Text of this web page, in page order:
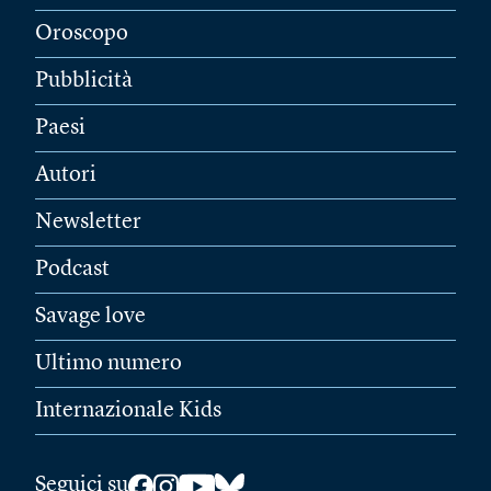
Oroscopo
Pubblicità
Paesi
Autori
Newsletter
Podcast
Savage love
Ultimo numero
Internazionale Kids
Seguici su